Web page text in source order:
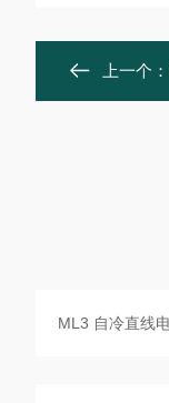
上一个：